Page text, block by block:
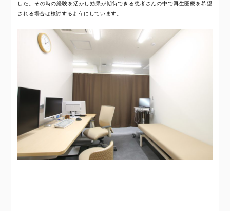
した。その時の経験を活かし効果が期待できる患者さんの中で再生医療を希望
される場合は検討するようにしています。